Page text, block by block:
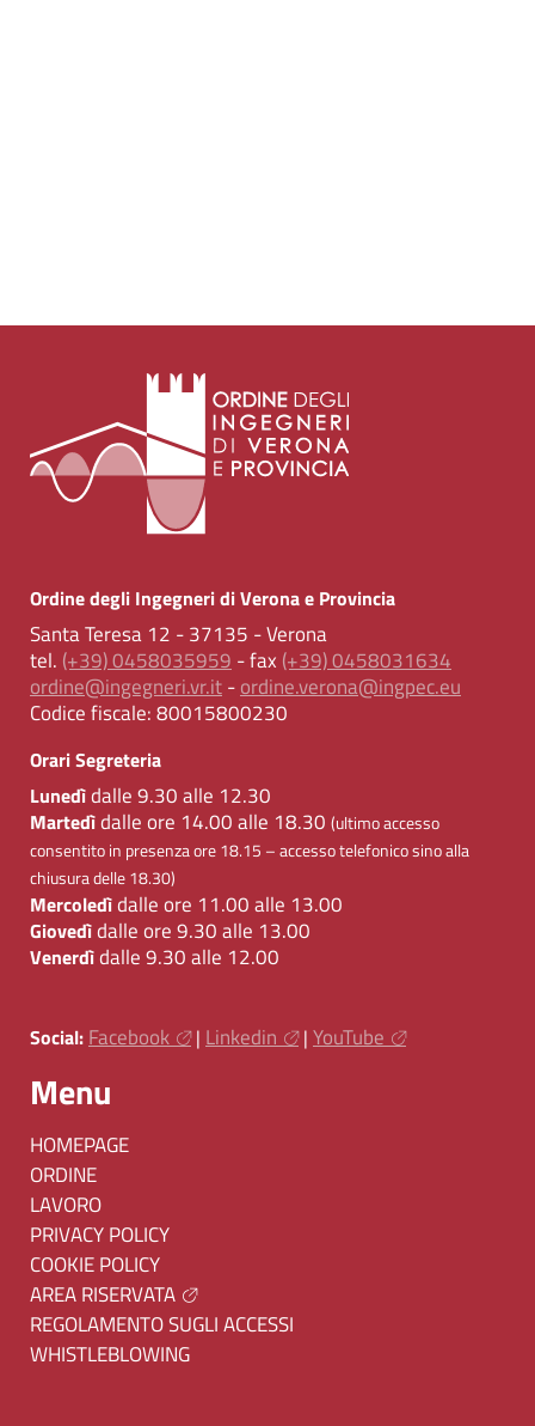
Ordine degli Ingegneri di Verona e Provincia
Santa Teresa 12 - 37135 - Verona
tel. (+39) 0458035959 - fax (+39) 0458031634
ordine@ingegneri.vr.it-ordine.verona@ingpec.eu
Codice fiscale:80015800230
Orari Segreteria
Lunedìdalle 9.30 alle 12.30
Martedìdalle ore 14.00 alle 18.30 (ultimo accesso
consentito in presenza ore 18.15 – accesso telefonico sino alla
chiusura delle 18.30)
Mercoledìdalle ore 11.00 alle 13.00
Giovedìdalle ore 9.30 alle 13.00
Venerdìdalle 9.30 alle 12.00
Social: Facebook | Linkedin | YouTube
Menu
HOMEPAGE
ORDINE
LAVORO
PRIVACY POLICY
COOKIE POLICY
AREA RISERVATA
REGOLAMENTO SUGLI ACCESSI
WHISTLEBLOWING